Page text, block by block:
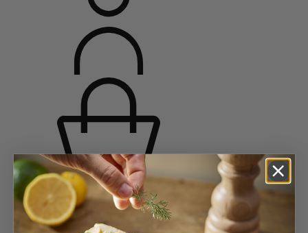
Accueil
Moulins épices
Moulins à poivre